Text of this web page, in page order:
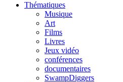
Thématiques
Musique
Art
Films
Livres
Jeux vidéo
conférences
documentaires
SwampDiggers